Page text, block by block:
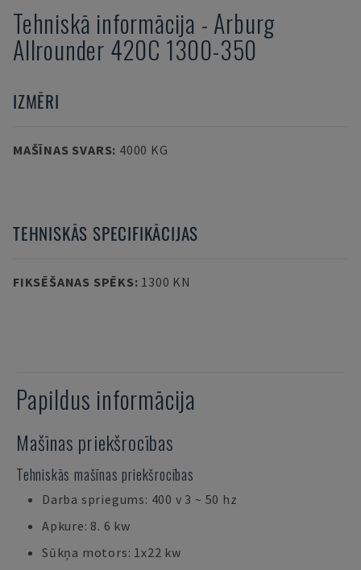
Tehniskā informācija - Arburg
Allrounder 420C 1300-350
IZMĒRI
MAŠĪNAS SVARS: 4000 KG
TEHNISKĀS SPECIFIKĀCIJAS
FIKSĒŠANAS SPĒKS: 1300 KN
Papildus informācija
Mašīnas priekšrocības
Tehniskās mašīnas priekšrocības
Darba spriegums: 400 v 3 ~ 50 hz
Apkure: 8. 6 kw
Sūkņa motors: 1x22 kw